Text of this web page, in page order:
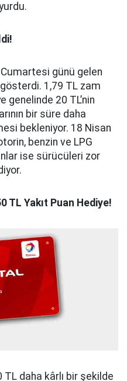
günü gelen
1,79 TL zam
genelinde 20 TL’nin
bir süre daha
bekleniyor. 18 Nisan
benzin ve LPG
ise sürücüleri zor
TL Yakıt Puan Hediye!
daha kârlı bir şekilde